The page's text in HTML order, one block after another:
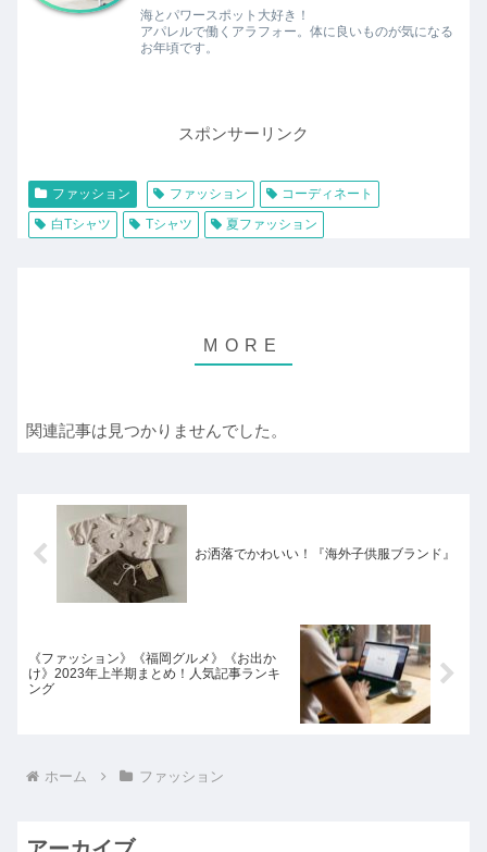
海とパワースポット大好き！
アパレルで働くアラフォー。体に良いものが気になる
お年頃です。
スポンサーリンク
ファッション ファッション
コーディネート
白Tシャツ
Tシャツ 夏ファッション
関連記事は見つかりませんでした。
お洒落でかわいい！『海外子供服ブランド』
《ファッション》《福岡グルメ》《お出か
け》2023年上半期まとめ！人気記事ランキ
ング
ホーム ファッション